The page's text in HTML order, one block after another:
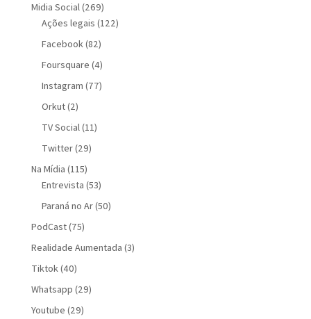
Midia Social(269)
Ações legais (122)
Facebook(82)
Foursquare (4)
Instagram (77)
Orkut(2)
TV Social(11)
Twitter(29)
Na Mídia (115)
Entrevista (53)
Paraná no Ar(50)
PodCast(75)
Realidade Aumentada (3)
Tiktok(40)
Whatsapp (29)
Youtube (29)